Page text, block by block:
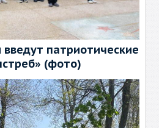
патриотические
(фото)